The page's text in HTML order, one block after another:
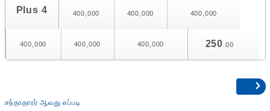
Plus 4 400,000 400,000 400,000
400,000 400,000 400,000 250 .00
சந்தாதாரர் ஆவது எப்படி